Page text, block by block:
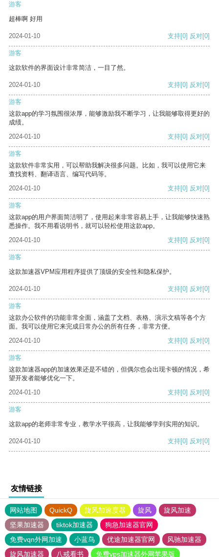
游客
超棒啊 好用
2024-01-10 支持[0] 反对[0]
游客
这款软件的界面设计非常简洁，一目了然。
2024-01-10 支持[0] 反对[0]
游客
这款app的学习氛围很浓厚，能够激励我不断学习，让我能够取得更好的
成绩。
2024-01-10
支持[0] 反对[0]
游客
这款软件非常实用，可以帮助我解决很多问题。比如，我可以使用它来
查找资料、翻译语言、编写代码等。
2024-01-10
支持[0] 反对[0]
游客
这款app的用户界面简洁明了，使用起来非常容易上手，让我能够快速熟
悉操作。我不用看说明书，就可以轻松使用这款app。
2024-01-10
支持[0] 反对[0]
游客
这款加速器VPM应用程序提供了顶级的安全性和隐私保护。
2024-01-10 支持[0] 反对[0]
游客
这款办公软件的功能非常全面，涵盖了文档、表格、演示文稿等各个方
面。我可以使用它来完成日常办公的所有任务，非常方便。
2024-01-10
支持[0] 反对[0]
游客
这款加速器app的加速效果还是不错的，但偶尔也会出现卡顿的情况，希
望开发者能够优化一下。
2024-01-10
支持[0] 反对[0]
游客
这款app的老师非常专业，教学水平很高，让我能够学到实用的知识。
2024-01-10 支持[0] 反对[0]
友情链接
网站地图 QuickQ 旋风加速度器 旋风
旋风加速
坚果加速器
tiktok加速器
狗急加速器官网
免费vqn外网加速
小蓝鸟 优途加速器官网
风驰加速器
旋风加速器
八戒看书 免费vps加速器外网苹果版